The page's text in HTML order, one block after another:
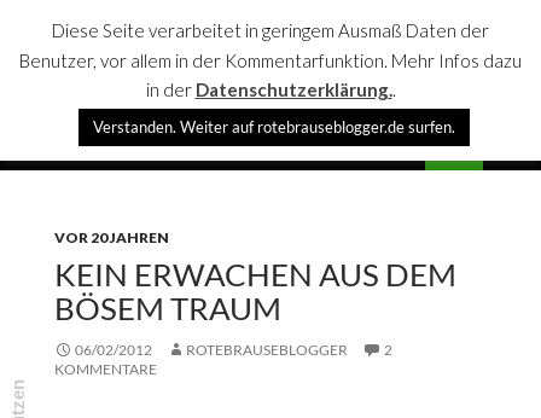
rotebrauseblogger
SPRINGE
VOR 20 JAHREN
KEIN ERWACHEN AUS DEM
BÖSEM TRAUM
06/02/2012 ROTEBRAUSEBLOGGER
2
KOMMENTARE
Diese Seite verarbeitet in geringem Ausmaß Daten der
Benutzer, vor allem in der Kommentarfunktion. Mehr Infos dazu
in der Datenschutzerklärung..
Verstanden. Weiter auf rotebrauseblogger.de surfen.